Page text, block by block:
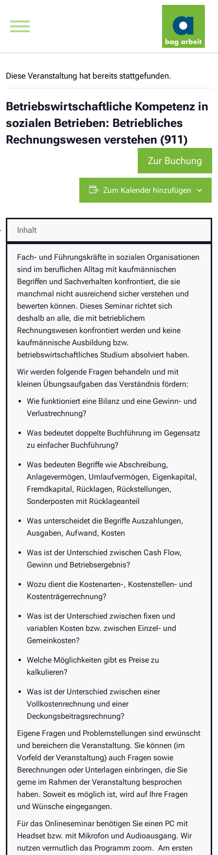
Diese Veranstaltung hat bereits stattgefunden.
Betriebswirtschaftliche Kompetenz in
sozialen Betrieben: Betriebliches
Rechnungswesen verstehen (911)
Zur Buchung
Zum Kalender hinzufügen
Inhalt
Fach- und Führungskräfte in sozialen Organisationen
sind im beruflichen Alltag mit kaufmännischen
Begriffen und Sachverhalten konfrontiert, die sie
manchmal nicht ausreichend sicher verstehen und
bewerten können. Dieses Seminar richtet sich
deshalb an alle, die mit betrieblichem
Rechnungswesen konfrontiert werden und keine
kaufmännische Ausbildung bzw.
betriebswirtschaftliches Studium absolviert haben.
Wir werden folgende Fragen behandeln und mit
kleinen Übungsaufgaben das Verständnis fördern:
Wie funktioniert eine Bilanz und eine Gewinn- und
Verlustrechnung?
Was bedeutet doppelte Buchführung im Gegensatz
zu einfacher Buchführung?
Was bedeuten Begriffe wie Abschreibung,
Anlagevermögen, Umlaufvermögen, Eigenkapital,
Fremdkapital, Rücklagen, Rückstellungen,
Sonderposten mit Rücklageanteil
Was unterscheidet die Begriffe Auszahlungen,
Ausgaben, Aufwand, Kosten
Was ist der Unterschied zwischen Cash Flow,
Gewinn und Betriebsergebnis?
Wozu dient die Kostenarten-, Kostenstellen- und
Kostenträgerrechnung?
Was ist der Unterschied zwischen fixen und
variablen Kosten bzw. zwischen Einzel- und
Gemeinkosten?
Welche Möglichkeiten gibt es Preise zu
kalkulieren?
Was ist der Unterschied zwischen einer
Vollkostenrechnung und einer
Deckungsbeitragsrechnung?
Eigene Fragen und Problemstellungen sind erwünscht
und bereichern die Veranstaltung. Sie können (im
Vorfeld der Veranstaltung) auch Fragen sowie
Berechnungen oder Unterlagen einbringen, die Sie
gerne im Rahmen der Veranstaltung besprochen
haben. Soweit es möglich ist, wird auf Ihre Fragen
und Wünsche eingegangen.
Für das Onlineseminar benötigen Sie einen PC mit
Headset bzw. mit Mikrofon und Audioausgang. Wir
nutzen vermutlich das Programm zoom. Am ersten